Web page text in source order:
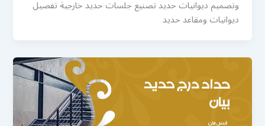
وتصميم ديوانيات حديد تصنيع جلسات حديد خارجية تفصيل
ديوانيات ومقاعد حديد